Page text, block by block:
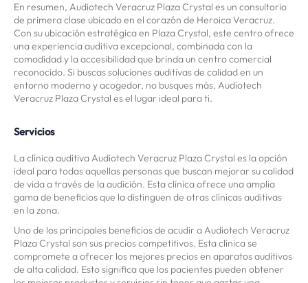
En resumen, Audiotech Veracruz Plaza Crystal es un consultorio
de primera clase ubicado en el corazón de Heroica Veracruz.
Con su ubicación estratégica en Plaza Crystal, este centro ofrece
una experiencia auditiva excepcional, combinada con la
comodidad y la accesibilidad que brinda un centro comercial
reconocido. Si buscas soluciones auditivas de calidad en un
entorno moderno y acogedor, no busques más, Audiotech
Veracruz Plaza Crystal es el lugar ideal para ti.
Servicios
La clínica auditiva Audiotech Veracruz Plaza Crystal es la opción
ideal para todas aquellas personas que buscan mejorar su calidad
de vida a través de la audición. Esta clínica ofrece una amplia
gama de beneficios que la distinguen de otras clínicas auditivas
en la zona.
Uno de los principales beneficios de acudir a Audiotech Veracruz
Plaza Crystal son sus precios competitivos. Esta clínica se
compromete a ofrecer los mejores precios en aparatos auditivos
de alta calidad. Esto significa que los pacientes pueden obtener